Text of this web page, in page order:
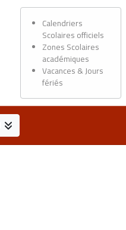
Calendriers
Scolaires officiels
Zones Scolaires
académiques
Vacances & Jours
fériés